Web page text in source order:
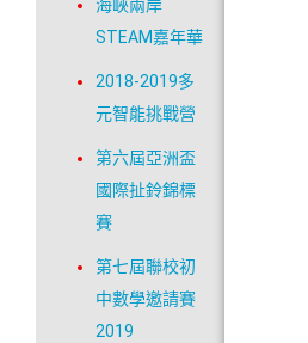
海峽兩岸
STEAM嘉年華
2018-2019多
元智能挑戰營
第六屆亞洲盃
國際扯鈴錦標
賽
第七屆聯校初
中數學邀請賽
2019